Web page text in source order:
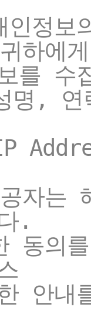
정보
하에
를 수
명, 연
자는
.
동의
안